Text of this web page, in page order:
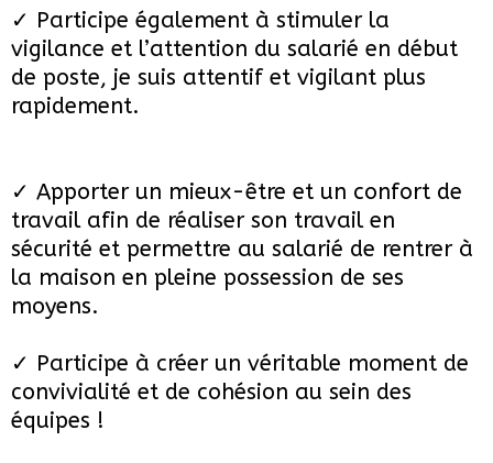
✓ Participe également à stimuler la
vigilance et l’attention du salarié en début
de poste, je suis attentif et vigilant plus
rapidement.
✓ Apporter un mieux-être et un confort de
travail afin de réaliser son travail en
sécurité et permettre au salarié de rentrer à
la maison en pleine possession de ses
moyens.
✓ Participe à créer un véritable moment de
convivialité et de cohésion au sein des
équipes !